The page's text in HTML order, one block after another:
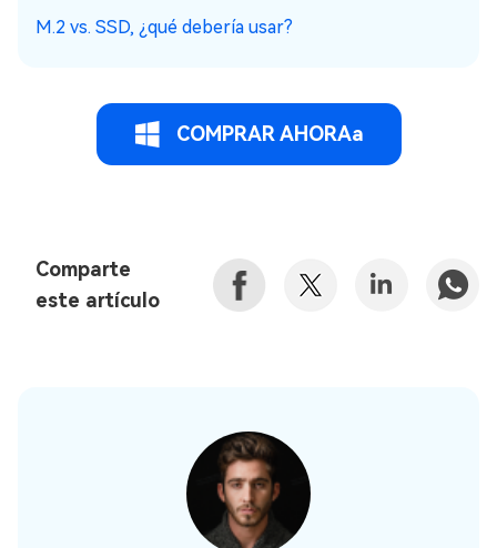
M.2 vs. SSD, ¿qué debería usar?
COMPRAR AHORAa
Comparte
este artículo